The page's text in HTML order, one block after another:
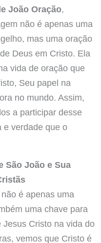
João Oração,
não é apenas uma
mas uma oração
Deus em Cristo. Ela
vida de oração que
Seu papel na
no mundo. Assim,
a participar desse
e verdade que o
São João e Sua
é apenas uma
uma chave para
Cristo na vida do
vemos que Cristo é